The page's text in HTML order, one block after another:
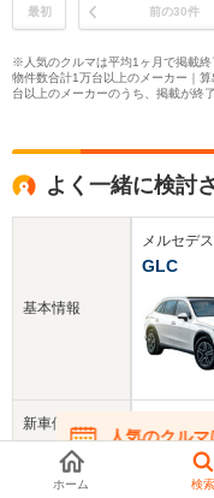
最初 前の30件
※人気のクルマは平均1ヶ月で掲載終
物件数合計1万台以上のメーカー｜
台以上のメーカーのうち、掲載が終
よく一緒に検討
基本情報
新車価格
中古車
平均価格
メルセデ
GLC
723.3万円
人気のクル
在庫が無くな
ホーム 検索